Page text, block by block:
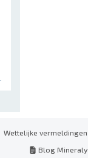
Wettelijke vermeldingen
Blog Mineraly